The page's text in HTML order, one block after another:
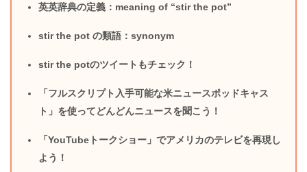
英英辞典の定義：meaning of “stir the pot”
stir the pot の類語：synonym
stir the potのツイートもチェック！
「フルスクリプト入手可能な米ニュースポッドキャス
ト」を使ってどんどんニュースを聞こう！
「YouTubeトークショー」でアメリカのテレビを再現し
よう！